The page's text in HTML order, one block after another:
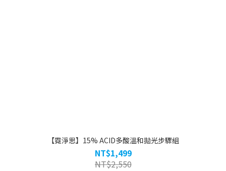
【霓淨思】15% ACID多酸溫和拋光步驟組
NT$1,499
NT$2,550